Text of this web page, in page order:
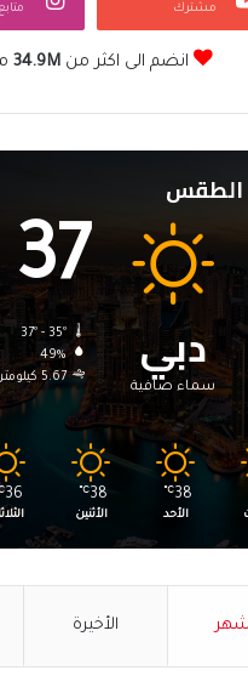
مشترك متابع
انضم الى اكثر من34.9M
الطقس
دبي
سماء صافية
37
37º - 35º
49%
5.67 كيلومتر/ساعة
38
℃
الأحد
38
℃
الأثنين
36
الأخيرة